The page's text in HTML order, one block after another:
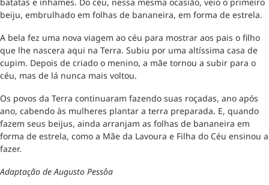
beiju, embrulhado em folhas de bananeira, em forma de estrela.
A bela fez uma nova viagem ao céu para mostrar aos pais o filho
que lhe nascera aqui na Terra. Subiu por uma altíssima casa de
cupim. Depois de criado o menino, a mãe tornou a subir para o
céu, mas de lá nunca mais voltou.
Os povos da Terra continuaram fazendo suas roçadas, ano após
ano, cabendo às mulheres plantar a terra preparada. E, quando
fazem seus beijus, ainda arranjam as folhas de bananeira em
forma de estrela, como a Mãe da Lavoura e Filha do Céu ensinou a
fazer.
Adaptação de Augusto Pessôa